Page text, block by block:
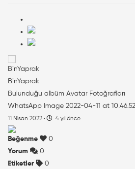
BinYaprak
Bulunduğu albüm Avatar Fotoğrafları
WhatsApp Image 2022-04-11 at
11 Nisan 2022 · 4 yıl önce
Beğenme
0
Yorum
0
Etiketler
0